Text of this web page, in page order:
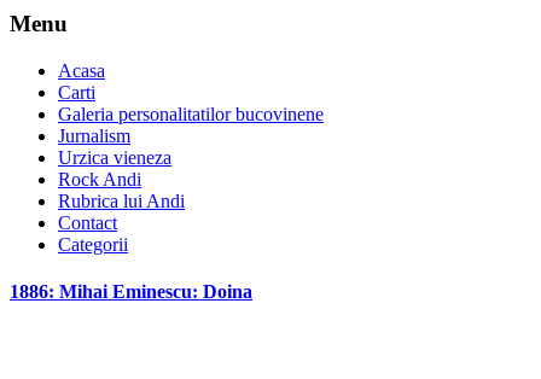
Menu
Acasa
Carti
Galeria personalitatilor bucovinene
Jurnalism
Urzica vieneza
Rock Andi
Rubrica lui Andi
Contact
Categorii
1886: Mihai Eminescu: Doina